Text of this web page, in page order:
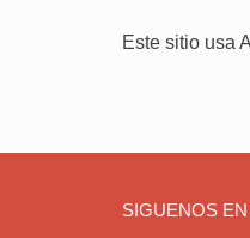
Este sitio usa
SIGUENOS